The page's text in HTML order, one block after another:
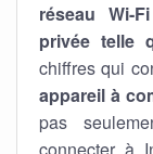
réseau Wi-Fi
privée telle
chiffres qui
appareil à
pas